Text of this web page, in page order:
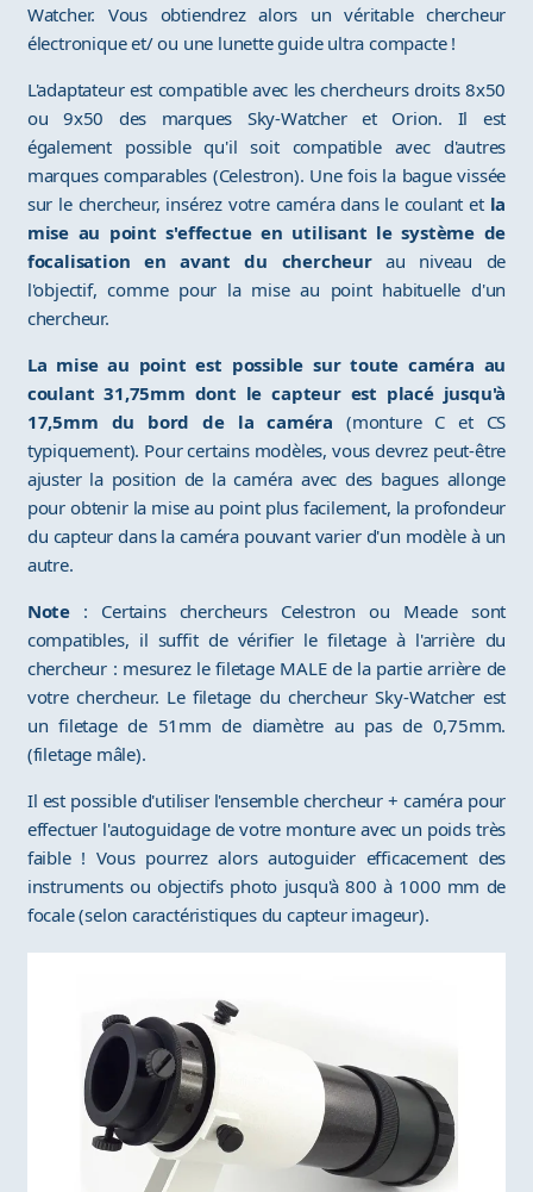
Watcher. Vous obtiendrez alors un véritable chercheur
électronique et/ ou une lunette guide ultra compacte !
L'adaptateur est compatible avec les chercheurs droits 8x50
ou 9x50 des marques Sky-Watcher et Orion. Il est
également possible qu'il soit compatible avec d'autres
marques comparables (Celestron). Une fois la bague vissée
sur le chercheur, insérez votre caméra dans le coulant et la
mise au point s'effectue en utilisant le système de
focalisation en avant du chercheurau niveau de
l'objectif, comme pour la mise au point habituelle d'un
chercheur.
La mise au point est possible sur toute caméra au
coulant 31,75mm dont le capteur est placé jusqu'à
17,5mm du bord de la caméra (monture C et CS
typiquement). Pour certains modèles, vous devrez peut-être
ajuster la position de la caméra avec des bagues allonge
pour obtenir la mise au point plus facilement, la profondeur
du capteur dans la caméra pouvant varier d'un modèle à un
autre.
Note : Certains chercheurs Celestron ou Meade sont
compatibles, il suffit de vérifier le filetage à l'arrière du
chercheur : mesurez le filetage MALE de la partie arrière de
votre chercheur. Le filetage du chercheur Sky-Watcher est
un filetage de 51mm de diamètre au pas de 0,75mm.
(filetage mâle).
Il est possible d'utiliser l'ensemble chercheur + caméra pour
effectuer l'autoguidage de votre monture avec un poids très
faible ! Vous pourrez alors autoguider efficacement des
instruments ou objectifs photo jusqu'à 800 à 1000 mm de
focale (selon caractéristiques du capteur imageur).